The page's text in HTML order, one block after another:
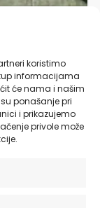
koristimo
informacijama
će nama i našim
ponašanje pri
i prikazujemo
privole može
Art